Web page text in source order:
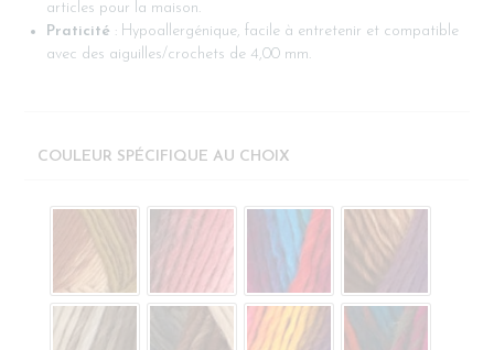
articles pour la maison.
Praticité : Hypoallergénique, facile à entretenir et compatible
avec des aiguilles/crochets de 4,00 mm.
COULEUR SPÉCIFIQUE AU CHOIX